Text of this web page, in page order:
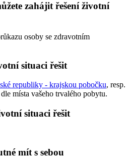
zahájit řešení životní
osoby se zdravotním
situaci řešit
republiky - krajskou pobočku, resp.
místa vašeho trvalého pobytu.
situaci řešit
mít s sebou